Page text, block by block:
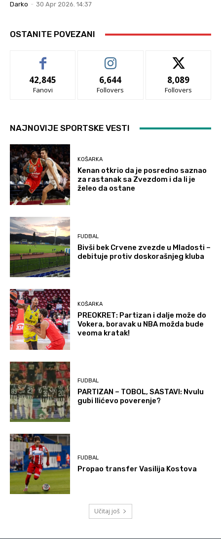
Darko - 30 Apr 2026. 14:37
OSTANITE POVEZANI
42,845
Fanovi
6,644
Follovers
8,089
Follovers
NAJNOVIJE SPORTSKE VESTI
KOŠARKA
Kenan otkrio da je posredno saznao
za rastanak sa Zvezdom i da li je
želeo da ostane
FUDBAL
Bivši bek Crvene zvezde u Mladosti –
debituje protiv doskorašnjeg kluba
KOŠARKA
PREOKRET: Partizan i dalje može do
Vokera, boravak u NBA možda bude
veoma kratak!
FUDBAL
PARTIZAN – TOBOL, SASTAVI: Nvulu
gubi Ilićevo poverenje?
FUDBAL
Propao transfer Vasilija Kostova
Učitaj još